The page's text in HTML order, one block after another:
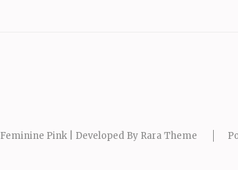
Feminine Pink | Developed By Rara Theme